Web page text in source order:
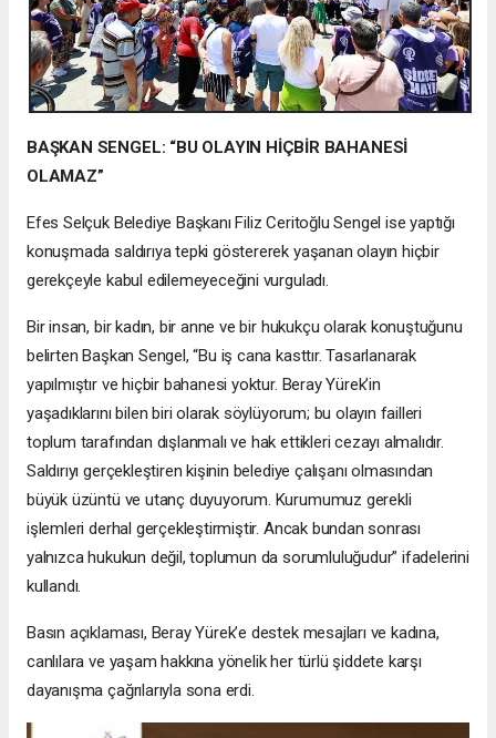
BAŞKAN SENGEL: “BU OLAYIN HİÇBİR BAHANESİ
OLAMAZ”
Efes Selçuk Belediye Başkanı Filiz Ceritoğlu Sengel ise yaptığı
konuşmada saldırıya tepki göstererek yaşanan olayın hiçbir
gerekçeyle kabul edilemeyeceğini vurguladı.
Bir insan, bir kadın, bir anne ve bir hukukçu olarak konuştuğunu
belirten Başkan Sengel, “Bu iş cana kasttır. Tasarlanarak
yapılmıştır ve hiçbir bahanesi yoktur. Beray Yürek’in
yaşadıklarını bilen biri olarak söylüyorum; bu olayın failleri
toplum tarafından dışlanmalı ve hak ettikleri cezayı almalıdır.
Saldırıyı gerçekleştiren kişinin belediye çalışanı olmasından
büyük üzüntü ve utanç duyuyorum. Kurumumuz gerekli
işlemleri derhal gerçekleştirmiştir. Ancak bundan sonrası
yalnızca hukukun değil, toplumun da sorumluluğudur” ifadelerini
kullandı.
Basın açıklaması, Beray Yürek’e destek mesajları ve kadına,
canlılara ve yaşam hakkına yönelik her türlü şiddete karşı
dayanışma çağrılarıyla sona erdi.